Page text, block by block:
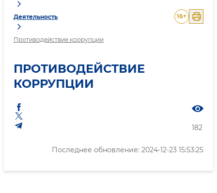
Деятельность
Противодействие коррупции
16+
ПРОТИВОДЕЙСТВИЕ
КОРРУПЦИИ
182
Последнее обновление: 2024-12-23 15:53:25